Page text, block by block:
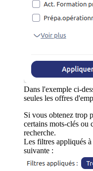
Dans l'exemple ci-
seules les offres
Si vous obtenez trop
certains mots-clés ou
recherche.
Les filtres appliqués
suivante :